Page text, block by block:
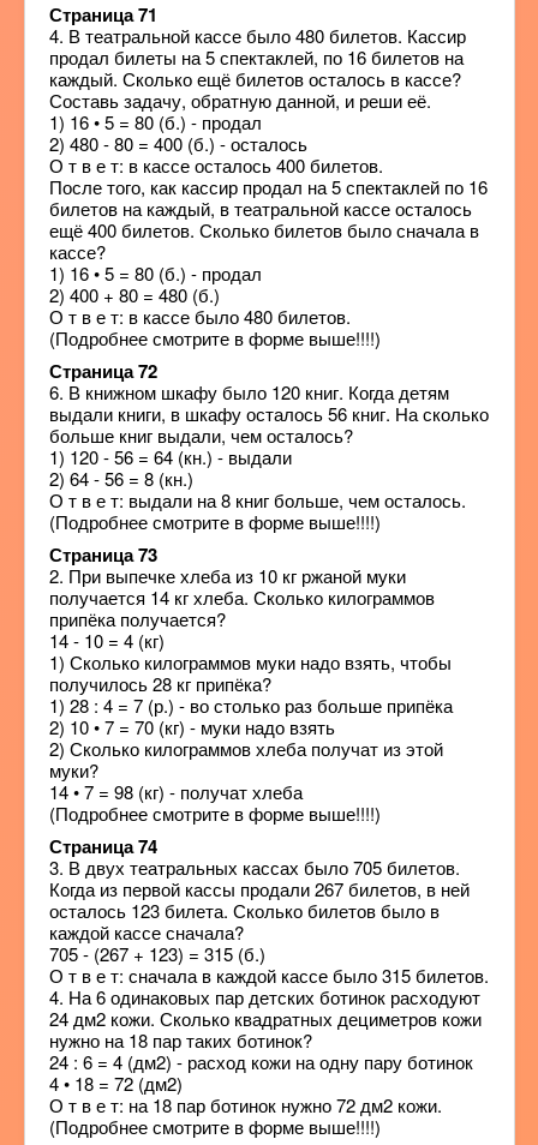
Страница 71
4. В театральной кассе было 480 билетов. Кассир
продал билеты на 5 спектаклей, по 16 билетов на
каждый. Сколько ещё билетов осталось в кассе?
Составь задачу, обратную данной, и реши её.
1) 16 • 5 = 80 (б.) - продал
2) 480 - 80 = 400 (б.) - осталось
О т в е т: в кассе осталось 400 билетов.
После того, как кассир продал на 5 спектаклей по 16
билетов на каждый, в театральной кассе осталось
ещё 400 билетов. Сколько билетов было сначала в
кассе?
1) 16 • 5 = 80 (б.) - продал
2) 400 + 80 = 480 (б.)
О т в е т: в кассе было 480 билетов.
(Подробнее смотрите в форме выше!!!!)
Страница 72
6. В книжном шкафу было 120 книг. Когда детям
выдали книги, в шкафу осталось 56 книг. На сколько
больше книг выдали, чем осталось?
1) 120 - 56 = 64 (кн.) - выдали
2) 64 - 56 = 8 (кн.)
О т в е т: выдали на 8 книг больше, чем осталось.
(Подробнее смотрите в форме выше!!!!)
Страница 73
2. При выпечке хлеба из 10 кг ржаной муки
получается 14 кг хлеба. Сколько килограммов
припёка получается?
14 - 10 = 4 (кг)
1) Сколько килограммов муки надо взять, чтобы
получилось 28 кг припёка?
1) 28 : 4 = 7 (р.) - во столько раз больше припёка
2) 10 • 7 = 70 (кг) - муки надо взять
2) Сколько килограммов хлеба получат из этой
муки?
14 • 7 = 98 (кг) - получат хлеба
(Подробнее смотрите в форме выше!!!!)
Страница 74
3. В двух театральных кассах было 705 билетов.
Когда из первой кассы продали 267 билетов, в ней
осталось 123 билета. Сколько билетов было в
каждой кассе сначала?
705 - (267 + 123) = 315 (б.)
О т в е т: сначала в каждой кассе было 315 билетов.
4. На 6 одинаковых пар детских ботинок расходуют
24 дм2 кожи. Сколько квадратных дециметров кожи
нужно на 18 пар таких ботинок?
24 : 6 = 4 (дм2) - расход кожи на одну пару ботинок
4 • 18 = 72 (дм2)
О т в е т: на 18 пар ботинок нужно 72 дм2 кожи.
(Подробнее смотрите в форме выше!!!!)